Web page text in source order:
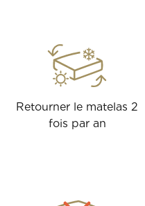
Retourner le matelas 2
fois par an